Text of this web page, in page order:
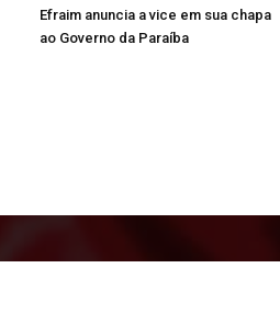
Efraim anuncia a vice em sua chapa
ao Governo da Paraíba